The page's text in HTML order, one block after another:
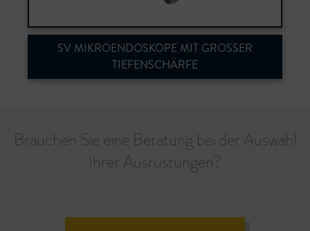
SV MIKROENDOSKOPE MIT GROSSER T
IEFENSCHÄRFE
Brauchen Sie eine Beratung bei der Auswahl
Ihrer Ausrüstungen?